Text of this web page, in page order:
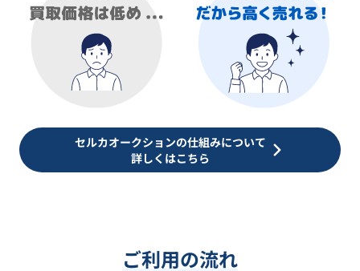
セルカオークションの仕組みについて
詳しくはこちら
ご利用の流れ